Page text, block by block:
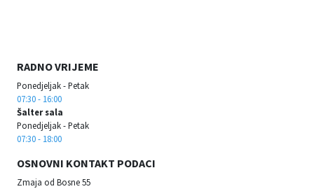
RADNO VRIJEME
Ponedjeljak - Petak
07:30 - 16:00
Šalter sala
Ponedjeljak - Petak
07:30 - 18:00
OSNOVNI KONTAKT PODACI
Zmaja od Bosne 55